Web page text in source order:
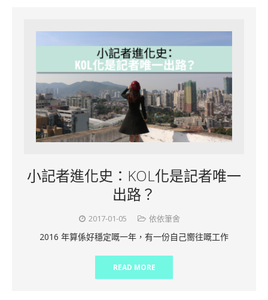
小記者進化史：KOL化是記者唯一
出路？
2017-01-05 依依筆舍
2016 年算係好穩定嘅一年，有一份自己嚮往嘅工作
READ MORE